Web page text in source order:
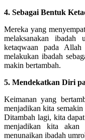
4. Sebagai Bentuk
Mereka yang
melaksanakan ibadah
ketaqwaan pada Allah
melakukan ibadah
makin bertambah.
5. Mendekatkan Diri
Keimanan yang
menjadikan kita semakin
Ditambah lagi, kita
menjadikan kita
menunaikan ibadah